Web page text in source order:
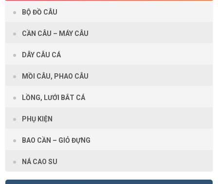
BỘ ĐỒ CÂU
CẦN CÂU – MÁY CÂU
DÂY CÂU CÁ
MỒI CÂU, PHAO CÂU
LỒNG, LƯỚI BẮT CÁ
PHỤ KIỆN
BAO CẦN – GIỎ ĐỰNG
NÁ CAO SU